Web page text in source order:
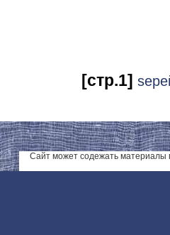
[стр.1]
Сайт может содежать материалы